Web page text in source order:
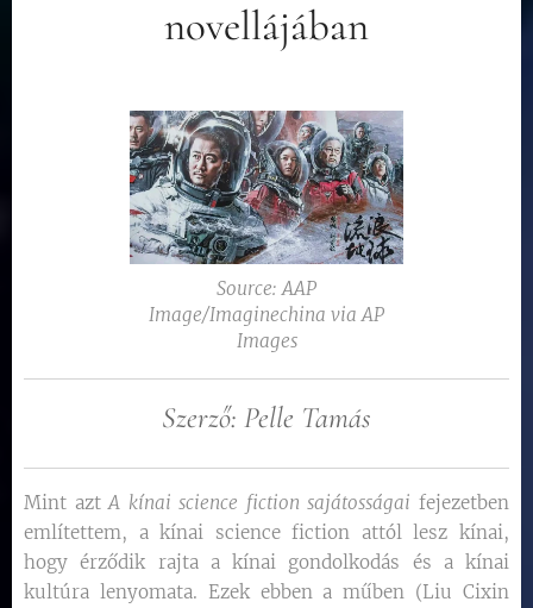
novellájában
Source: AAP
Image/Imaginechina via AP
Images
Szerző: Pelle Tamás
Mint aztA kínai science fiction sajátosságai fejezetben
említettem, a kínai science fiction attól lesz kínai,
hogy érződik rajta a kínai gondolkodás és a kínai
kultúra lenyomata. Ezek ebben a műben (Liu Cixin